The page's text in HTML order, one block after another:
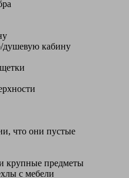
кабину
что они пустые
крупные предметы
с мебели